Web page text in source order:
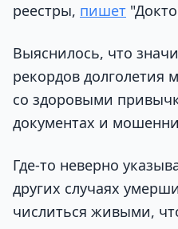
реестры, пишет
Выяснилось, что
рекордов долголетия
со здоровыми
документах и
Где-то неверно
других случаях
числиться живыми,